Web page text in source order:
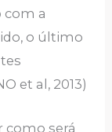
com a
o último
et al, 2013)
como será